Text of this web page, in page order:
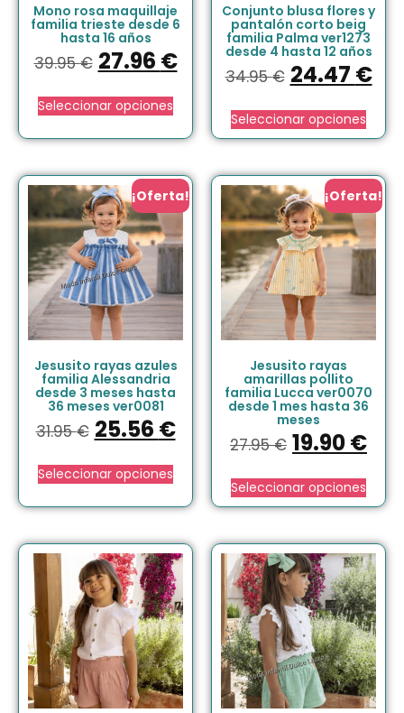
Mono rosa maquillaje
familia trieste desde 6
hasta 16 años
39.95€ 27.96 €
Seleccionar opciones
Conjunto blusa flores y
pantalón corto beig
familia Palma ver1273
desde 4 hasta 12 años
34.95€ 24.47 €
Seleccionar opciones
¡Oferta!
Jesusito rayas azules
familia Alessandria
desde 3 meses hasta
36 meses ver0081
31.95€ 25.56 €
Seleccionar opciones
¡Oferta!
Jesusito rayas
amarillas pollito
familia Lucca ver0070
desde 1 mes hasta 36
meses
27.95€ 19.90€
Seleccionar opciones